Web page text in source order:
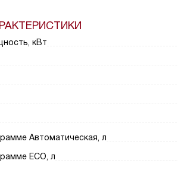
кВт
Автоматическая, л
ECO, л